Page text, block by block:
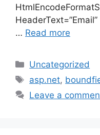
… Read more
Categories
Uncategorized
Tags
asp.net,
Leave a